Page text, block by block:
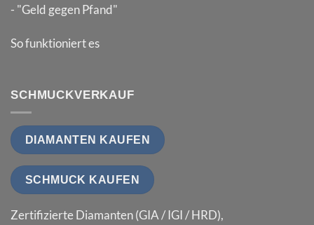
- "Geld gegen Pfand"
So funktioniert es
SCHMUCKVERKAUF
DIAMANTEN KAUFEN
SCHMUCK KAUFEN
Zertifizierte Diamanten (GIA / IGI / HRD),